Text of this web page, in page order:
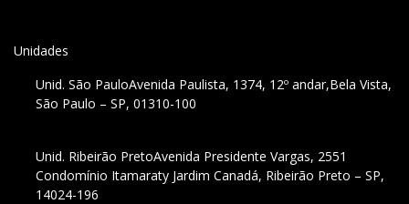
Unidades
Unid. São PauloAvenida Paulista, 1374, 12º andar,Bela Vista,
São Paulo – SP, 01310-100
Unid. Ribeirão PretoAvenida Presidente Vargas, 2551
Condomínio Itamaraty Jardim Canadá, Ribeirão Preto – SP,
14024-196